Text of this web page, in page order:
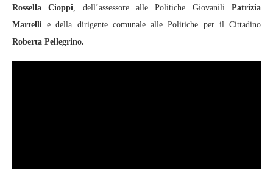
Rossella Cioppi , dell’assessore alle Politiche GiovaniliPatrizia
Martelli e della dirigente comunale alle Politiche per il Cittadino
Roberta Pellegrino.